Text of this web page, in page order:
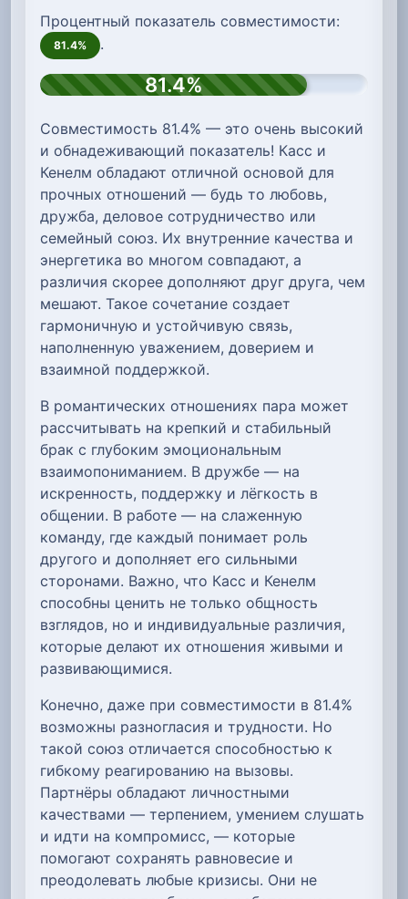
Процентный показатель совместимости:
81.4% .
81.4%
Совместимость 81.4% — это очень высокий
и обнадеживающий показатель! Касс и
Кенелм обладают отличной основой для
прочных отношений — будь то любовь,
дружба, деловое сотрудничество или
семейный союз. Их внутренние качества и
энергетика во многом совпадают, а
различия скорее дополняют друг друга, чем
мешают. Такое сочетание создает
гармоничную и устойчивую связь,
наполненную уважением, доверием и
взаимной поддержкой.
В романтических отношениях пара может
рассчитывать на крепкий и стабильный
брак с глубоким эмоциональным
взаимопониманием. В дружбе — на
искренность, поддержку и лёгкость в
общении. В работе — на слаженную
команду, где каждый понимает роль
другого и дополняет его сильными
сторонами. Важно, что Касс и Кенелм
способны ценить не только общность
взглядов, но и индивидуальные различия,
которые делают их отношения живыми и
развивающимися.
Конечно, даже при совместимости в 81.4%
возможны разногласия и трудности. Но
такой союз отличается способностью к
гибкому реагированию на вызовы.
Партнёры обладают личностными
качествами — терпением, умением слушать
и идти на компромисс, — которые
помогают сохранять равновесие и
преодолевать любые кризисы. Они не